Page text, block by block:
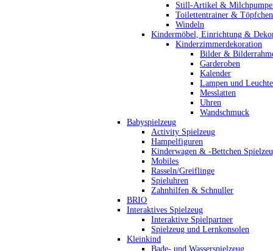
Still-Artikel &
Toilettentrainer & Töpfchen
Windeln
Kindermöbel, Einrichtung &
Kinderzimmerdekoration
Bilder &
Garderoben
Kalender
Lampen und
Messlatten
Uhren
Wandschmuck
Babyspielzeug
Activity Spielzeug
Hampelfiguren
Kinderwagen & -Bettchen
Mobiles
Rasseln/Greiflinge
Spieluhren
Zahnhilfen & Schnuller
BRIO
Interaktives Spielzeug
Interaktive Spielpartner
Spielzeug und Lernkonsolen
Kleinkind
Bade- und Wasserspielzeug